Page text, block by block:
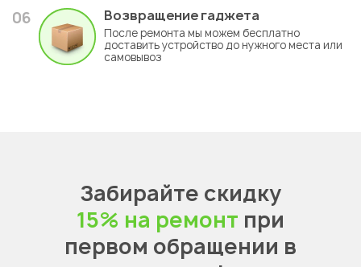
06 Возвращение гаджета
После ремонта мы можем бесплатно
доставить устройство до нужного места или
самовывоз
Забирайте скидку
15% на ремонт при
первом обращении в